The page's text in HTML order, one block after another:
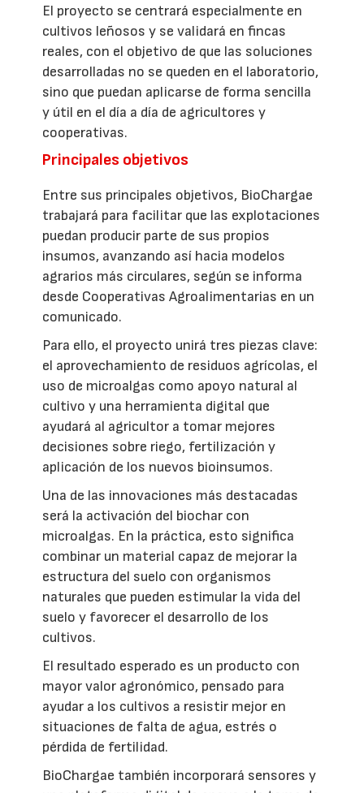
El proyecto se centrará especialmente en
cultivos leñosos y se validará en fincas
reales, con el objetivo de que las soluciones
desarrolladas no se queden en el laboratorio,
sino que puedan aplicarse de forma sencilla
y útil en el día a día de agricultores y
cooperativas.
Principales objetivos
Entre sus principales objetivos, BioChargae
trabajará para facilitar que las explotaciones
puedan producir parte de sus propios
insumos, avanzando así hacia modelos
agrarios más circulares, según se informa
desde Cooperativas Agroalimentarias en un
comunicado.
Para ello, el proyecto unirá tres piezas clave:
el aprovechamiento de residuos agrícolas, el
uso de microalgas como apoyo natural al
cultivo y una herramienta digital que
ayudará al agricultor a tomar mejores
decisiones sobre riego, fertilización y
aplicación de los nuevos bioinsumos.
Una de las innovaciones más destacadas
será la activación del biochar con
microalgas. En la práctica, esto significa
combinar un material capaz de mejorar la
estructura del suelo con organismos
naturales que pueden estimular la vida del
suelo y favorecer el desarrollo de los
cultivos.
El resultado esperado es un producto con
mayor valor agronómico, pensado para
ayudar a los cultivos a resistir mejor en
situaciones de falta de agua, estrés o
pérdida de fertilidad.
BioChargae también incorporará sensores y